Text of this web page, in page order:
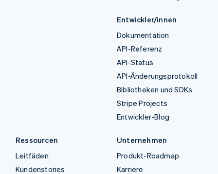
Entwickler/innen
Dokumentation
API-Referenz
API-Status
API-Änderungsprotokoll
Bibliotheken und SDKs
Stripe Projects
Entwickler-Blog
Ressourcen
Leitfäden
Kundenstories
Unternehmen
Produkt-Roadmap
Karriere